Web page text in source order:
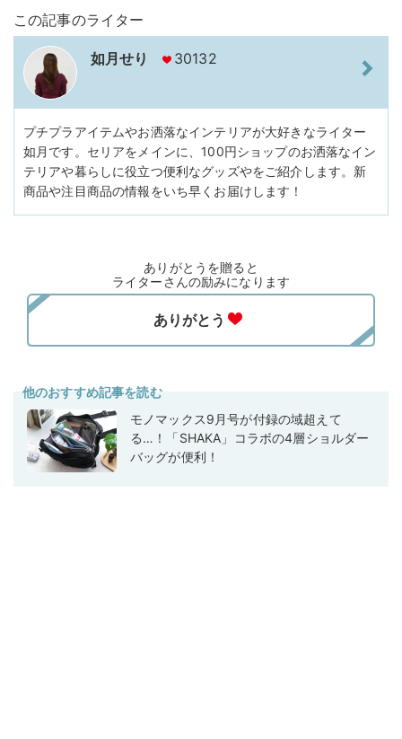
この記事のライター
如月せり 30132
プチプラアイテムやお洒落なインテリアが大好きなライター
如月です。セリアをメインに、100円ショップのお洒落なイン
テリアや暮らしに役立つ便利なグッズやをご紹介します。新
商品や注目商品の情報をいち早くお届けします！
ありがとうを贈ると
ライターさんの励みになります
他のおすすめ記事を読む
モノマックス9月号が付録の域超えて
る…！「SHAKA」コラボの4層ショルダー
バッグが便利！